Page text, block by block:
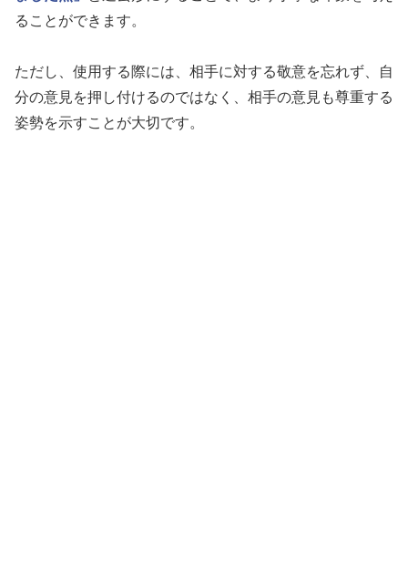
ることができます。
ただし、使用する際には、相手に対する敬意を忘れず、自
分の意見を押し付けるのではなく、相手の意見も尊重する
姿勢を示すことが大切です。